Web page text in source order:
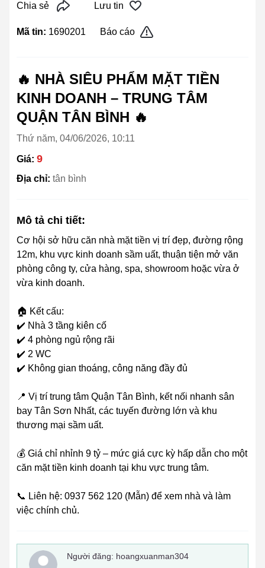
Chia sẻ Lưu tin
Mã tin: 1690201 Báo cáo
🔥 NHÀ SIÊU PHẨM MẶT TIỀN
KINH DOANH – TRUNG TÂM
QUẬN TÂN BÌNH 🔥
Thứ năm, 04/06/2026, 10:11
Giá: 9
Địa chỉ: tân bình
Mô tả chi tiết:
Cơ hội sở hữu căn nhà mặt tiền vị trí đẹp, đường rộng
12m, khu vực kinh doanh sầm uất, thuận tiện mở văn
phòng công ty, cửa hàng, spa, showroom hoặc vừa ở
vừa kinh doanh.
🏠 Kết cấu:
✔️ Nhà 3 tầng kiên cố
✔️ 4 phòng ngủ rộng rãi
✔️ 2 WC
✔️ Không gian thoáng, công năng đầy đủ
📍 Vị trí trung tâm Quận Tân Bình, kết nối nhanh sân
bay Tân Sơn Nhất, các tuyến đường lớn và khu
thương mại sầm uất.
💰 Giá chỉ nhỉnh 9 tỷ – mức giá cực kỳ hấp dẫn cho một
căn mặt tiền kinh doanh tại khu vực trung tâm.
📞 Liên hệ: 0937 562 120 (Mẫn) để xem nhà và làm
việc chính chủ.
Người đăng: hoangxuanman304